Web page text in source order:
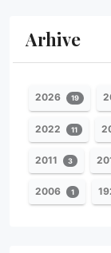
Arhive
2026 19
2022 11
2011 3
2006 1